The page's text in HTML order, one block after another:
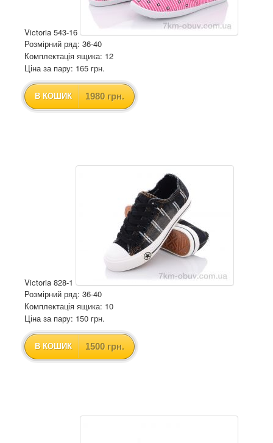
Victoria 543-16
Розмірний ряд: 36-40
Комплектація ящика: 12
Ціна за пару: 165 грн.
В КОШИК 1980 грн.
Victoria 828-1
Розмірний ряд: 36-40
Комплектація ящика: 10
Ціна за пару: 150 грн.
В КОШИК 1500 грн.